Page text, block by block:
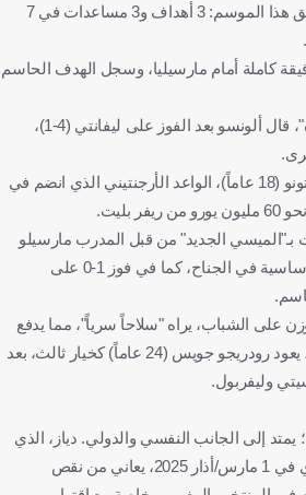
جولر، "الجوهرة التركية"، يتألق هذا الموسم: 3 أهداف و3 مساعدات في 7
الأبطال، لعب 73 دقيقة كاملة أمام مارسيليا، وسجل الهدف الحاسم
"أردا يجسد الإبداع الذي أريده"، قال ألونسو بعد الفوز على ليفانتي (4-1)،
بعد جولر، يأتي فرانكو ماستانتونو (18 عاماً)، الواعد الأرجنتيني الذي انضم في
بليت.
بـ"الميسي الجديد" من قبل المدرب مارسيلو
جاياردو، حصلت على بدايات أساسية في الجناح، كما في فوز 1-0 على
على الشباب، يراه "سلاحاً سرياً"، مما يدفع
دياز إلى الخلفية. وفي الختام، يعود رودريجو جويس (24 عاماً) كخيار ثالث، بعد
وليفربول.
يمتد إلى الجانب النفسي والدولي. دياز، الذي
سجل آخر هدف له في الدوري في 1 مارس/أذار 2025، يعاني من نقص